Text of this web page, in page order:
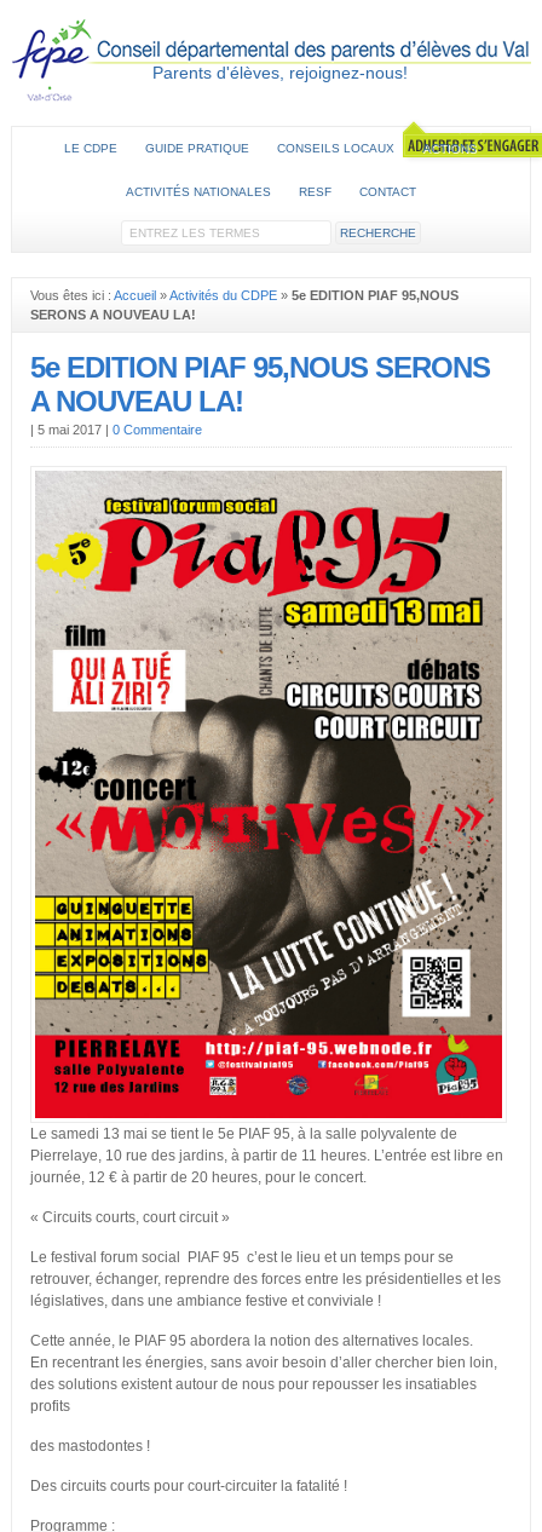
Parents d'élèves, rejoignez-nous!
LE CDPE GUIDE PRATIQUE CONSEILS LOCAUX ACTIONS
ACTIVITÉS NATIONALES RESF CONTACT
Vous êtes ici : Accueil»Activités du CDPE» 5e EDITION PIAF 95,NOUS
SERONS A NOUVEAU LA!
5e EDITION PIAF 95,NOUS SERONS
A NOUVEAU LA!
| 5 mai 2017 | 0 Commentaire
Le samedi 13 mai se tient le 5e PIAF 95, à la salle polyvalente de
Pierrelaye, 10 rue des jardins, à partir de 11 heures. L’entrée est libre en
journée, 12 € à partir de 20 heures, pour le concert.
« Circuits courts, court circuit »
Le festival forum social PIAF 95 c’est le lieu et un temps pour se
retrouver, échanger, reprendre des forces entre les présidentielles et les
législatives, dans une ambiance festive et conviviale !
Cette année, le PIAF 95 abordera la notion des alternatives locales.
En recentrant les énergies, sans avoir besoin d’aller chercher bien loin,
des solutions existent autour de nous pour repousser les insatiables
profits
des mastodontes !
Des circuits courts pour court-circuiter la fatalité !
Programme :